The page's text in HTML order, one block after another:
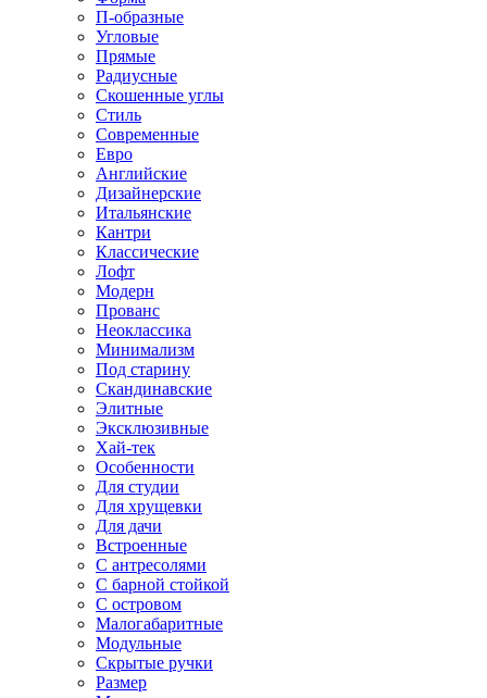
П-образные
Угловые
Прямые
Радиусные
Скошенные углы
Стиль
Современные
Евро
Английские
Дизайнерские
Итальянские
Кантри
Классические
Лофт
Модерн
Прованс
Неоклассика
Минимализм
Под старину
Скандинавские
Элитные
Эксклюзивные
Хай-тек
Особенности
Для студии
Для хрущевки
Для дачи
Встроенные
С антресолями
С барной стойкой
С островом
Малогабаритные
Модульные
Скрытые ручки
Размер